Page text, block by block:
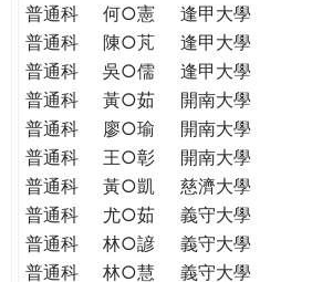
普通科
何○憲 逢甲大學
普通科
陳○芃 逢甲大學
普通科
吳○儒 逢甲大學
普通科
黃○茹 開南大學
普通科
廖○瑜 開南大學
普通科
王○彰 開南大學
普通科
黃○凱 慈濟大學
普通科
尤○茹 義守大學
普通科
林○諺 義守大學
普通科
林○慧 義守大學